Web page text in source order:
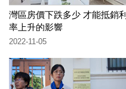
灣區房價下跌多少 才能抵銷利
率上升的影響
2022-11-05